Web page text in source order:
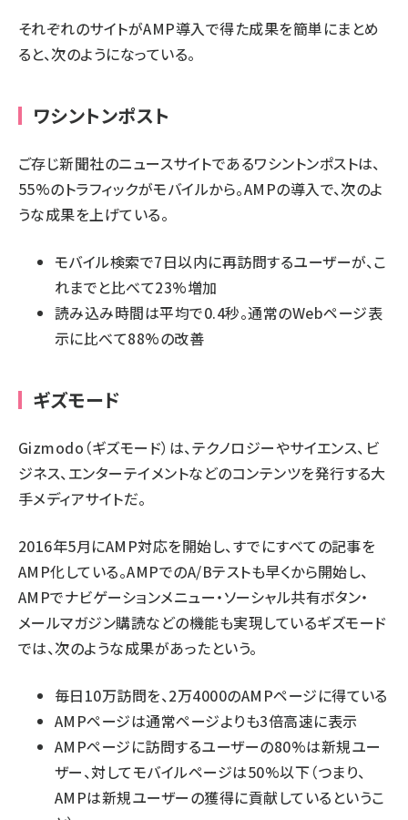
それぞれのサイトがAMP導入で得た成果を簡単にまとめ
ると、次のようになっている。
ワシントンポスト
ご存じ新聞社のニュースサイトであるワシントンポストは、
55%のトラフィックがモバイルから。AMPの導入で、次のよ
うな成果を上げている。
モバイル検索で7日以内に再訪問するユーザーが、こ
れまでと比べて23%増加
読み込み時間は平均で0.4秒。通常のWebページ表
示に比べて88%の改善
ギズモード
Gizmodo（ギズモード）は、テクノロジーやサイエンス、ビ
ジネス、エンターテイメントなどのコンテンツを発行する大
手メディアサイトだ。
2016年5月にAMP対応を開始し、すでにすべての記事を
AMP化している。AMPでのA/Bテストも早くから開始し、
AMPでナビゲーションメニュー・ソーシャル共有ボタン・
メールマガジン購読などの機能も実現しているギズモード
では、次のような成果があったという。
毎日10万訪問を、2万4000のAMPページに得ている
AMPページは通常ページよりも3倍高速に表示
AMPページに訪問するユーザーの80%は新規ユー
ザー、対してモバイルページは50%以下（つまり、
AMPは新規ユーザーの獲得に貢献しているというこ